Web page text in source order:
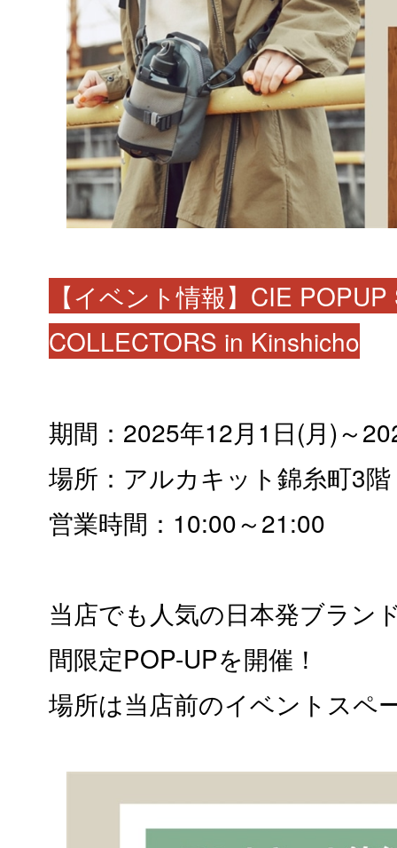
【イベント情報】CIE
COLLECTORS in Kinshicho
期間：2025年12月1日(月)～
場所：アルカキット錦糸町3
営業時間：10:00～21:00
当店でも人気の日本発ブラン
間限定POP-UPを開催！
場所は当店前のイベントスペ